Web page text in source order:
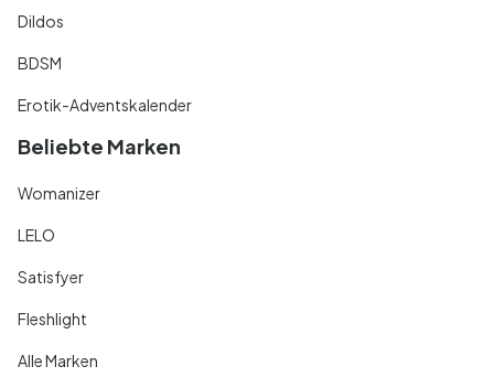
Dildos
BDSM
Erotik-Adventskalender
Beliebte Marken
Womanizer
LELO
Satisfyer
Fleshlight
Alle Marken